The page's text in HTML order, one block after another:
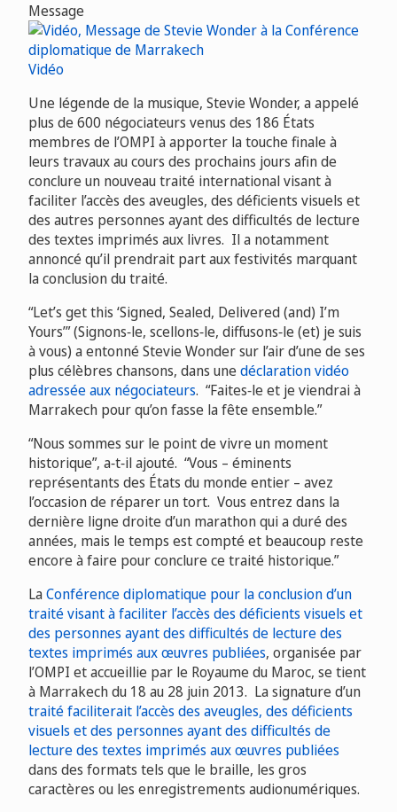
Message
Vidéo
Une légende de la musique, Stevie Wonder, a appelé
plus de 600 négociateurs venus des 186 États
membres de l’OMPI à apporter la touche finale à
leurs travaux au cours des prochains jours afin de
conclure un nouveau traité international visant à
faciliter l’accès des aveugles, des déficients visuels et
des autres personnes ayant des difficultés de lecture
des textes imprimés aux livres. Il a notamment
annoncé qu’il prendrait part aux festivités marquant
la conclusion du traité.
“Let’s get this ‘Signed, Sealed, Delivered (and) I’m
Yours’” (Signons‑le, scellons‑le, diffusons‑le (et) je suis
à vous) a entonné Stevie Wonder sur l’air d’une de ses
plus célèbres chansons, dans unedéclaration vidéo
adressée aux négociateurs. “Faites‑le et je viendrai à
Marrakech pour qu’on fasse la fête ensemble.”
“Nous sommes sur le point de vivre un moment
historique”, a‑t‑il ajouté. “Vous – éminents
représentants des États du monde entier – avez
l’occasion de réparer un tort. Vous entrez dans la
dernière ligne droite d’un marathon qui a duré des
années, mais le temps est compté et beaucoup reste
encore à faire pour conclure ce traité historique.”
LaConférence diplomatique pour la conclusion d’un
traité visant à faciliter l’accès des déficients visuels et
des personnes ayant des difficultés de lecture des
textes imprimés aux œuvres publiées, organisée par
l’OMPI et accueillie par le Royaume du Maroc, se tient
à Marrakech du 18 au 28 juin 2013. La signature d’un
traité faciliterait l’accès des aveugles, des déficients
visuels et des personnes ayant des difficultés de
lecture des textes imprimés aux œuvres publiées
dans des formats tels que le braille, les gros
caractères ou les enregistrements audionumériques.